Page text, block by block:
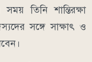
তিনি শান্তিরক্ষা
সঙ্গে সাক্ষাৎ ও